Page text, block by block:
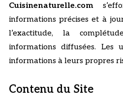
Cuisinenaturelle.com
informations précises et à
l’exactitude, la
informations diffusées. Les
informations à leurs propres
Contenu du Site